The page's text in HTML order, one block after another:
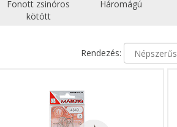
Fonott zsinóros
kötött
Háromágú
Rendezés: